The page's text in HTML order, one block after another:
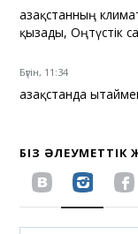
Қазақстанның
қызады, Оңтүстік
Бүгін, 11:34
Қазақстанда
БІЗ ӘЛЕУМЕТТІК